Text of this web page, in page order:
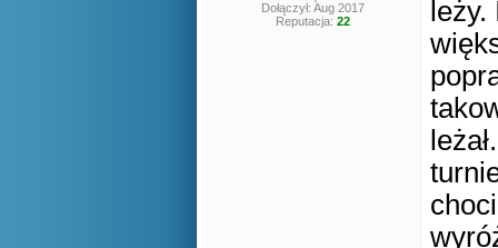
Dołączył: Aug 2017
Reputacja: 22